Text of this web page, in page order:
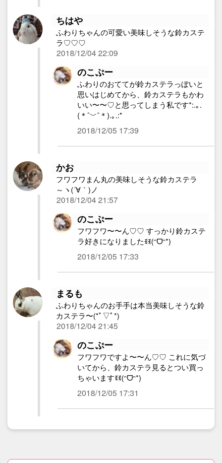
ちはや
ふわりちゃんの可愛い美味しそうな鈴カステ
ラ♡♡♡
2018/12/04 22:09
のこぷー
ふわりのおててが鈴カステラっぽいと
思いはじめてから、鈴カステラもかわ
いい〜〜♡と思ってしまう私です*:.｡.
(＊ˆ﹀ˆ＊).｡.:*
2018/12/05 17:39
かお
フワフワまん丸の美味しそうな鈴カステラ
～ヽ(´∀｀)ノ
2018/12/04 21:57
のこぷー
フワフワ〜〜ん♡♡ すっかり鈴カステ
ラ好きになりましたꉂꉂ(ᵔᗜᵔ*)
2018/12/05 17:33
まるも
ふわりちゃんのお手手は本当美味しそうな鈴
カステラ〜(*ﾟ▽ﾟ*)
2018/12/04 21:45
のこぷー
フワフワですよ〜〜ん♡♡ これに気づ
いてから、鈴カステラ見るとつい買っ
ちゃいますꉂꉂ(ᵔᗜᵔ*)
2018/12/05 17:31